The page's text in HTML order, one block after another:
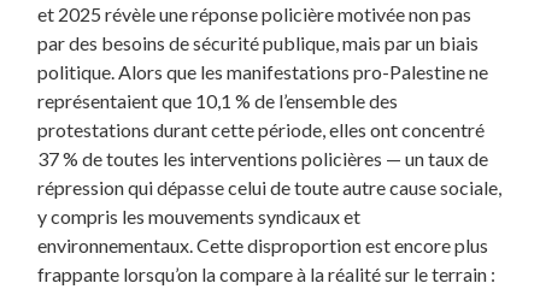
et 2025 révèle une réponse policière motivée non pas
par des besoins de sécurité publique, mais par un biais
politique. Alors que les manifestations pro-Palestine ne
représentaient que 10,1 % de l’ensemble des
protestations durant cette période, elles ont concentré
37 % de toutes les interventions policières — un taux de
répression qui dépasse celui de toute autre cause sociale,
y compris les mouvements syndicaux et
environnementaux. Cette disproportion est encore plus
frappante lorsqu’on la compare à la réalité sur le terrain :